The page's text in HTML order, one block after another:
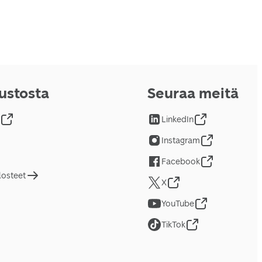
Seuraa meitä
LinkedIn
Instagram
Facebook
X
YouTube
TikTok